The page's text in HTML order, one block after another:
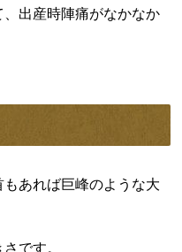
出産時陣痛がなかなか
あれば巨峰のような大
です。